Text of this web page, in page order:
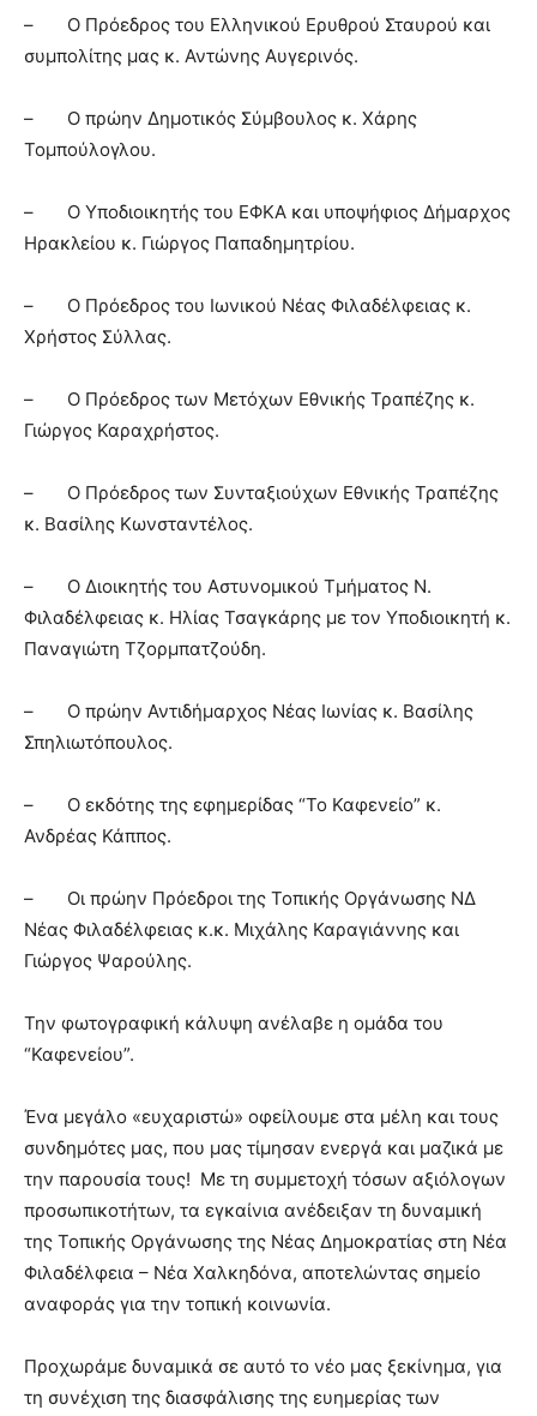
– Ο Πρόεδρος του Ελληνικού Ερυθρού Σταυρού και
συμπολίτης μας κ. Αντώνης Αυγερινός.
– Ο πρώην Δημοτικός Σύμβουλος κ. Χάρης
Τομπούλογλου.
– Ο Υποδιοικητής του ΕΦΚΑ και υποψήφιος Δήμαρχος
Ηρακλείου κ. Γιώργος Παπαδημητρίου.
– Ο Πρόεδρος του Ιωνικού Νέας Φιλαδέλφειας κ.
Χρήστος Σύλλας.
– Ο Πρόεδρος των Μετόχων Εθνικής Τραπέζης κ.
Γιώργος Καραχρήστος.
– Ο Πρόεδρος των Συνταξιούχων Εθνικής Τραπέζης
κ. Βασίλης Κωνσταντέλος.
– Ο Διοικητής του Αστυνομικού Τμήματος Ν.
Φιλαδέλφειας κ. Ηλίας Τσαγκάρης με τον Υποδιοικητή κ.
Παναγιώτη Τζορμπατζούδη.
– Ο πρώην Αντιδήμαρχος Νέας Ιωνίας κ. Βασίλης
Σπηλιωτόπουλος.
– Ο εκδότης της εφημερίδας “Το Καφενείο” κ.
Ανδρέας Κάππος.
– Οι πρώην Πρόεδροι της Τοπικής Οργάνωσης ΝΔ
Νέας Φιλαδέλφειας κ.κ. Μιχάλης Καραγιάννης και
Γιώργος Ψαρούλης.
Την φωτογραφική κάλυψη ανέλαβε η ομάδα του
“Καφενείου”.
Ένα μεγάλο «ευχαριστώ» οφείλουμε στα μέλη και τους
συνδημότες μας, που μας τίμησαν ενεργά και μαζικά με
την παρουσία τους! Με τη συμμετοχή τόσων αξιόλογων
προσωπικοτήτων, τα εγκαίνια ανέδειξαν τη δυναμική
της Τοπικής Οργάνωσης της Νέας Δημοκρατίας στη Νέα
Φιλαδέλφεια – Νέα Χαλκηδόνα, αποτελώντας σημείο
αναφοράς για την τοπική κοινωνία.
Προχωράμε δυναμικά σε αυτό το νέο μας ξεκίνημα, για
τη συνέχιση της διασφάλισης της ευημερίας των